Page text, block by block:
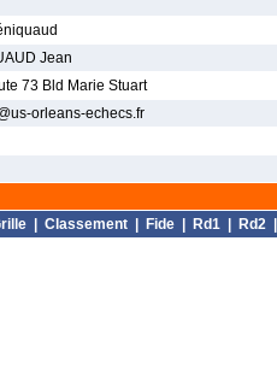
Jean
73 Bld Marie Stuart
orleans-echecs.fr
Classement Fide Rd1 Rd2